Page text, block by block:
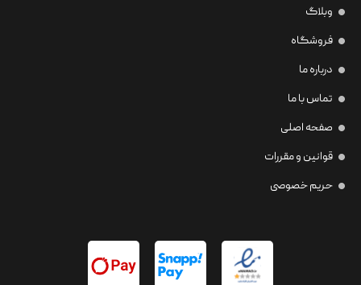
وبلاگ
فروشگاه
درباره ما
تماس با ما
صفحه اصلی
قوانین و مقررات
حریم خصوصی